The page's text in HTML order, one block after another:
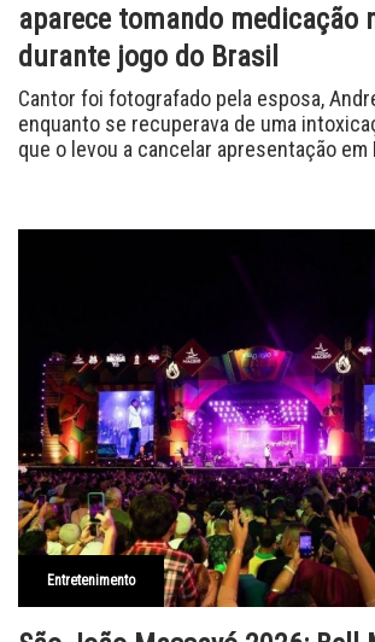
aparece tomando medicação
durante jogo do Brasil
Cantor foi fotografado pela esposa,
enquanto se recuperava de uma
que o levou a cancelar apresentação em
Entretenimento